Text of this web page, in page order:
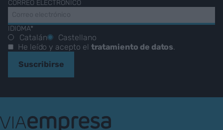
CORREO ELECTRÓNICO
IDIOMA*
Catalán
Castellano
He leído y acepto el tratamiento de datos.
Suscribirse